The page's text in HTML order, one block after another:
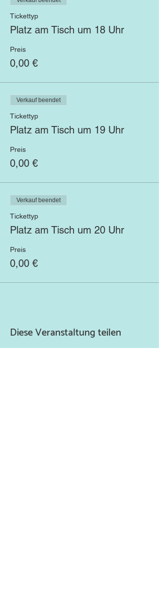
Tickettyp
Platz am Tisch um 18 Uhr
Preis
0,00 €
Verkauf beendet
Tickettyp
Platz am Tisch um 19 Uhr
Preis
0,00 €
Verkauf beendet
Tickettyp
Platz am Tisch um 20 Uhr
Preis
0,00 €
Diese Veranstaltung teilen